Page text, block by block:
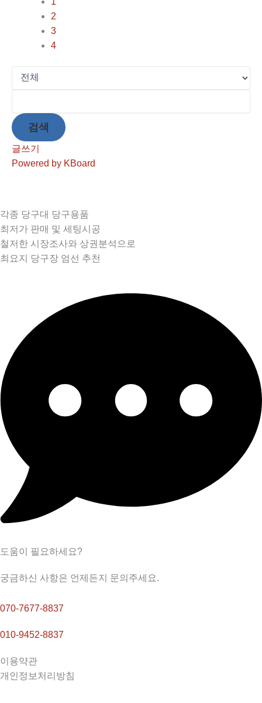
2
3
4
검색
글쓰기
Powered by KBoard
각종 당구대 당구용품
최저가 판매 및 세팅시공
철저한 시장조사와 상권분석으로
최요지 당구장 엄선 추천
도움이 필요하세요?
궁금하신 사항은 언제든지 문의주세요.
070-7677-8837
010-9452-8837
이용약관
개인정보처리방침